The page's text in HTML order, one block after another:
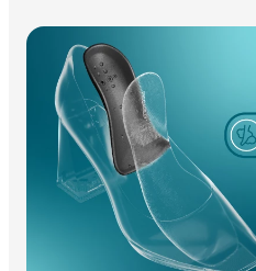
já o seu PICCADILLY!
Cor:Preto
Medida do Salto (cm)
Altura do Salto
Salto Alto
Peso do Produto
g
Ref:774004